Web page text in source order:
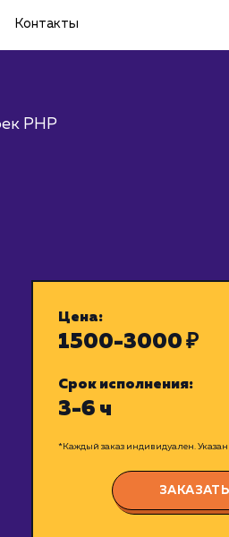
Контакты
PHP
Цена:
1500-3000 ₽
Срок исполнения:
3-6 ч
*Каждый заказ индивидуален.